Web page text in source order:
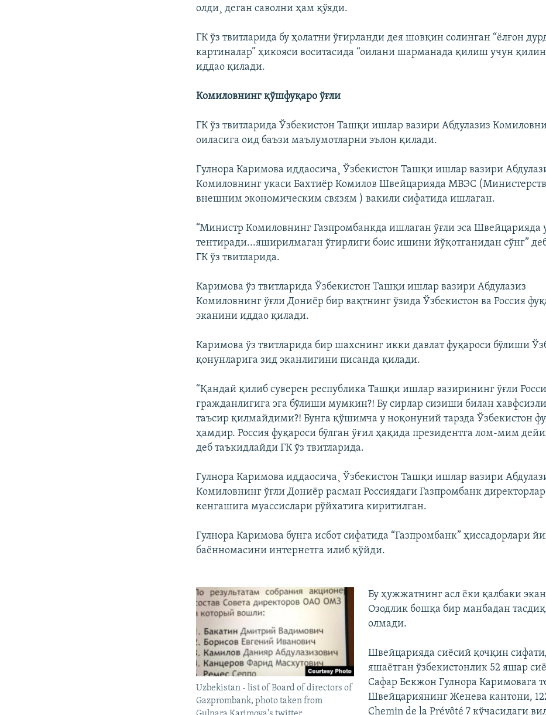
олди¸ деган саволни ҳам қўяди.
ГК ўз твитларида бу ҳолатни ўғирланди дея шовқин солинган “ëлғон
картиналар” ҳикояси воситасида “оилани шарманада қилиш учун
иддао қилади.
Комиловнинг қўшфуқаро ўғли
ГК ўз твитларида Ўзбекистон Ташқи ишлар вазири Абдулазиз
оиласига оид баъзи маълумотларни эълон қилади.
Гулнора Каримова иддаосича¸ Ўзбекистон Ташқи ишлар вазири
Комиловнинг укаси Бахтиëр Комилов Швейцарияда МВЭС
внешним экономическим связям ) вакили сифатида ишлаган.
“Министр Комиловнинг Газпромбанкда ишлаган ўғли эса Швейцарияда
тентиради...яширилмаган ўғирлиги боис ишини йўқотганидан сўнг”
ГК ўз твитларида.
Каримова ўз твитларида Ўзбекистон Ташқи ишлар вазири Абдулазиз
Комиловнинг ўғли Дониëр бир вақтнинг ўзида Ўзбекистон ва Россия
эканини иддао қилади.
Каримова ўз твитларида бир шахснинг икки давлат фуқароси бўлиши
қонунларига зид эканлигини писанда қилади.
“Қандай қилиб суверен республика Ташқи ишлар вазирининг ўғли
гражданлигига эга бўлиши мумкин?! Бу сирлар сизиши билан
таъсир қилмайдими?! Бунга қўшимча у ноқонуний тарзда Ўзбекистон
ҳамдир. Россия фуқароси бўлган ўғил ҳақида президентга лом-мим
деб таъкидлайди ГК ўз твитларида.
Гулнора Каримова иддаосича¸ Ўзбекистон Ташқи ишлар вазири
Комиловнинг ўғли Дониëр расман Россиядаги Газпромбанк директорлар
кенгашига муассислари рўйхатига киритилган.
Гулнора Каримова бунга исбот сифатида “Газпромбанк” ҳиссадорлари
баëнномасини интернетга илиб қўйди.
Uzbekistan - list of Board of directors of
Gazprombank, photo taken from
Бу ҳужжатнинг асл ëки қалбаки
Озодлик бошқа бир манбадан
олмади.
Швейцарияда сиëсий қочқин
яшаëтган ўзбекистонлик 52 яшар
Сафар Бекжон Гулнора Каримовага
Швейцариянинг Женева кантони,
Chemin de la Prévôté 7 кўчасидаги